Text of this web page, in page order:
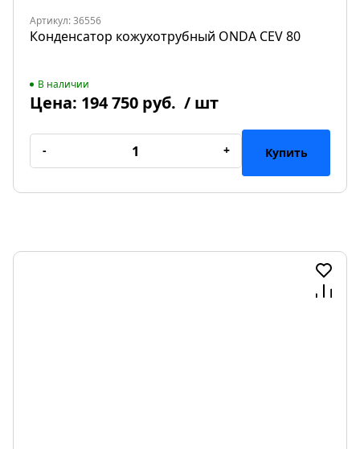
Артикул: 36556
Конденсатор кожухотрубный ONDA CEV 80
В наличии
Цена: 194 750 руб. / шт
- + Купить